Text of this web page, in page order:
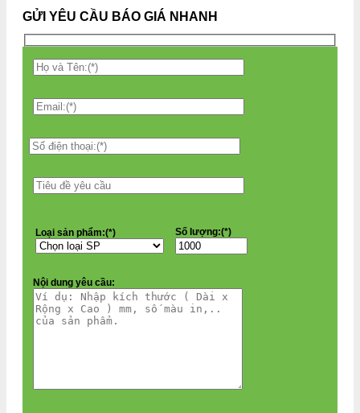
GỬI YÊU CẦU BÁO GIÁ NHANH
Loại sản phẩm:(*) Số lượng:(*)
Nội dung yêu cầu: